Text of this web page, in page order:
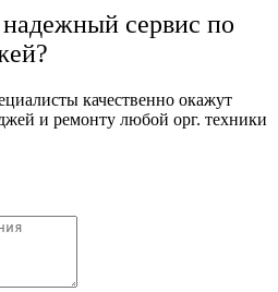
сервис по
качественно окажут
и ремонту любой орг. техники